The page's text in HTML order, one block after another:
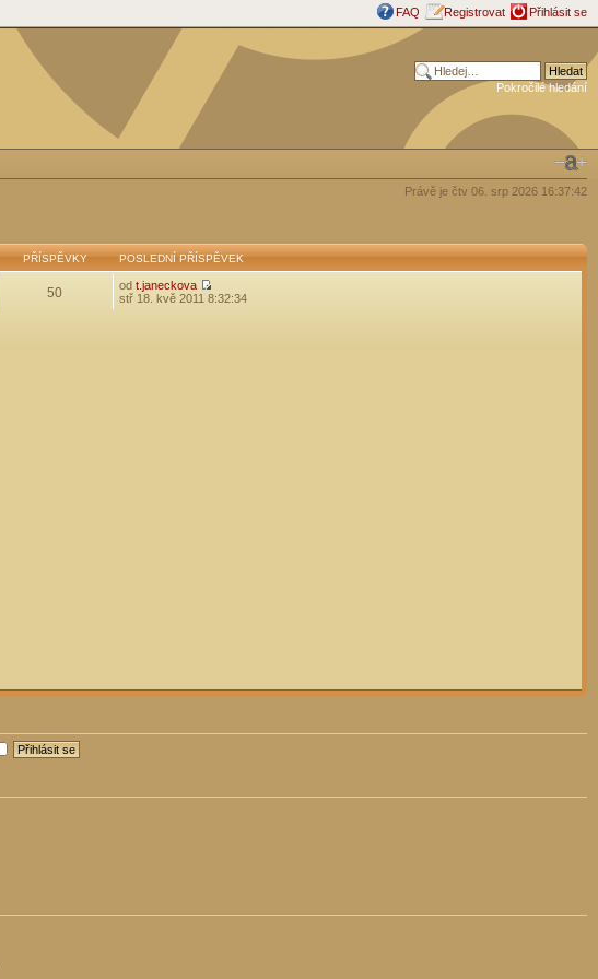
FAQ Registrovat Přihlásit se
Pokročilé hledání
Právě je čtv 06. srp 2026 16:37:42
PŘÍSPĚVKY POSLEDNÍ PŘÍSPĚVEK
50 od t.janeckova
stř 18. kvě 2011 8:32:34